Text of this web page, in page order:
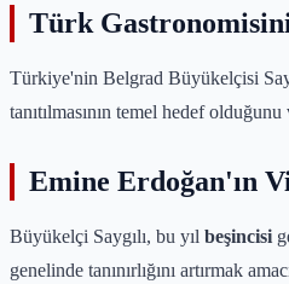
Türk
Türkiye'nin Belgrad Büyükelçisi
tanıtılmasının temel hedef
Emine Erdoğan'ın
Büyükelçi Saygılı, bu yıl beşincisi
genelinde tanınırlığını artırmak